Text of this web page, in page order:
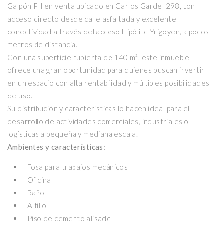
Galpón PH en venta ubicado en Carlos Gardel 298, con
acceso directo desde calle asfaltada y excelente
conectividad a través del acceso Hipólito Yrigoyen, a pocos
metros de distancia.
Con una superficie cubierta de 140 m², este inmueble
ofrece una gran oportunidad para quienes buscan invertir
en un espacio con alta rentabilidad y múltiples posibilidades
de uso.
Su distribución y características lo hacen ideal para el
desarrollo de actividades comerciales, industriales o
logísticas a pequeña y mediana escala.
Ambientes y características:
Fosa para trabajos mecánicos
Oficina
Baño
Altillo
Piso de cemento alisado